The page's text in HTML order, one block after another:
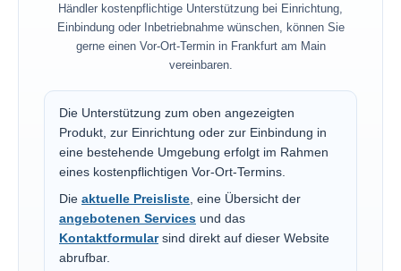
Händler kostenpflichtige Unterstützung bei Einrichtung,
Einbindung oder Inbetriebnahme wünschen, können Sie
gerne einen Vor-Ort-Termin in Frankfurt am Main
vereinbaren.
Die Unterstützung zum oben angezeigten
Produkt, zur Einrichtung oder zur Einbindung in
eine bestehende Umgebung erfolgt im Rahmen
eines kostenpflichtigen Vor-Ort-Termins.
Die aktuelle Preisliste , eine Übersicht der
angebotenen Services und das
Kontaktformularsind direkt auf dieser Website
abrufbar.